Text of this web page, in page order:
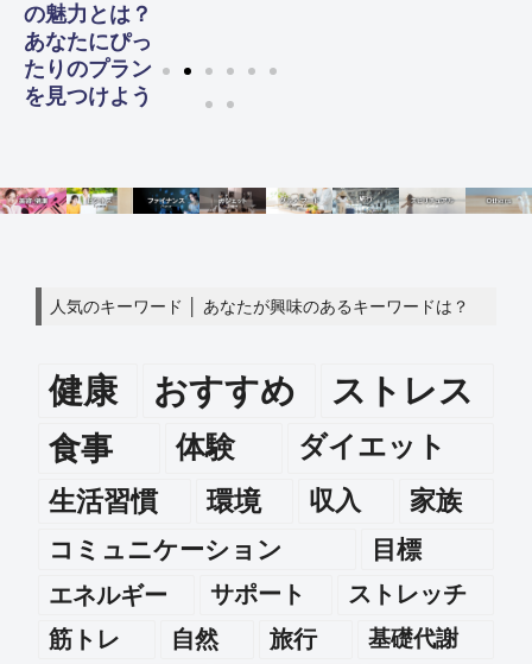
の魅力とは？
あなたにぴっ
たりのプラン
を見つけよう
人気のキーワード │ あなたが興味のあるキーワードは？
健康 おすすめ ストレス
食事 体験
ダイエット
生活習慣
環境 収入 家族
コミュニケーション
目標
エネルギー
サポート
ストレッチ
筋トレ
自然 旅行 基礎代謝